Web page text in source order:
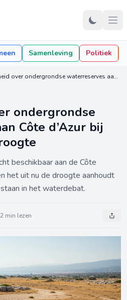
Samenleving Politiek
Onzekerheid over ondergrondse waterreserves aan Côte d’Azur bij aanhoudende droogte
ondergrondse
Côte d’Azur bij
beschikbaar aan de Côte
het uit nu de droogte aanhoudt
in het waterdebat.
2 min lezen